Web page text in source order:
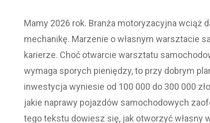
Mamy 2026 rok. Branża motoryzacyjna wciąż
mechanikę. Marzenie o własnym warsztacie
karierze. Choć otwarcie warsztatu
wymaga sporych pieniędzy, to przy dobrym
inwestycja wyniesie od 100 000 do 300 000
jakie naprawy pojazdów samochodowych
tego tekstu dowiesz się, jak otworzyć własny